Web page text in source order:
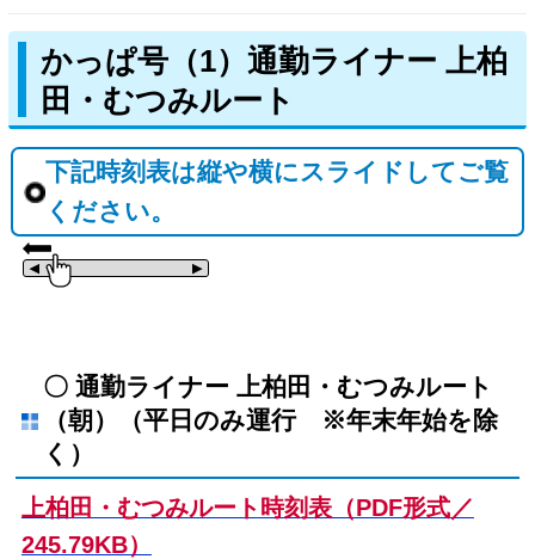
かっぱ号（1）通勤ライナー 上柏
田・むつみルート
下記時刻表は縦や横にスライドしてご覧
ください。
〇 通勤ライナー 上柏田・むつみルート
（朝）（平日のみ運行 ※年末年始を除
く）
上柏田・むつみルート時刻表（PDF形式／
245.79KB）